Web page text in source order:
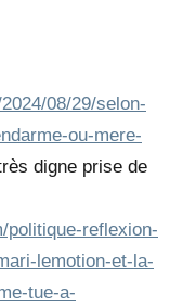
08/29/selon-
ou-mere-
digne prise de
politique-reflexion-
lemotion-et-la-
tue-a-